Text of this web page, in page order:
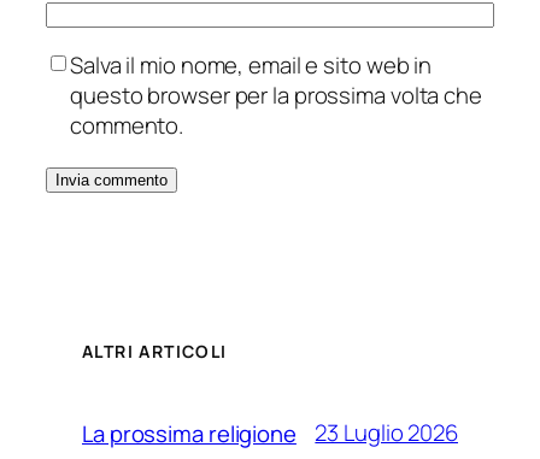
Salva il mio nome, email e sito web in
questo browser per la prossima volta che
commento.
ALTRI ARTICOLI
La prossima religione 23 Luglio 2026